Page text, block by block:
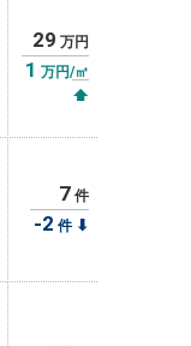
29 万円
1 万円/㎡
⬆
7 件
-2 件⬇